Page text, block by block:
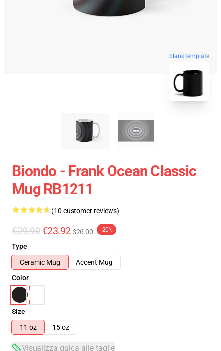
blank template
Biondo - Frank Ocean Classic
Mug RB1211
(10 customer reviews)
€29.90 €23.92 $26.00 -20%
Type
Ceramic Mug
Accent Mug
Color
Size
11 oz
15 oz
Visualizza guida alle taglie